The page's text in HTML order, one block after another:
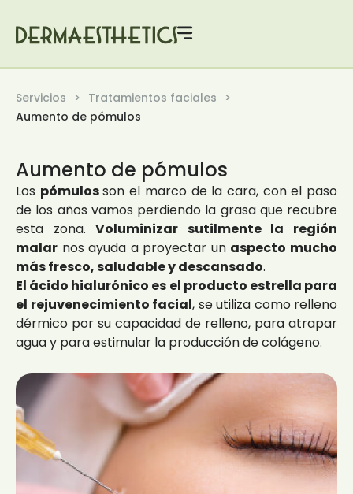
Servicios
Tratamientos faciales
Aumento de pómulos
Aumento de pómulos
Los pómulosson el marco de la cara, con el paso
de los años vamos perdiendo la grasa que recubre
esta zona.Voluminizar sutilmente la región
malar nos ayuda a proyectar un aspecto mucho
más fresco, saludable y descansado.
El ácido hialurónico es el producto estrella para
el rejuvenecimiento facial, se utiliza como relleno
dérmico por su capacidad de relleno, para atrapar
agua y para estimular la producción de colágeno.